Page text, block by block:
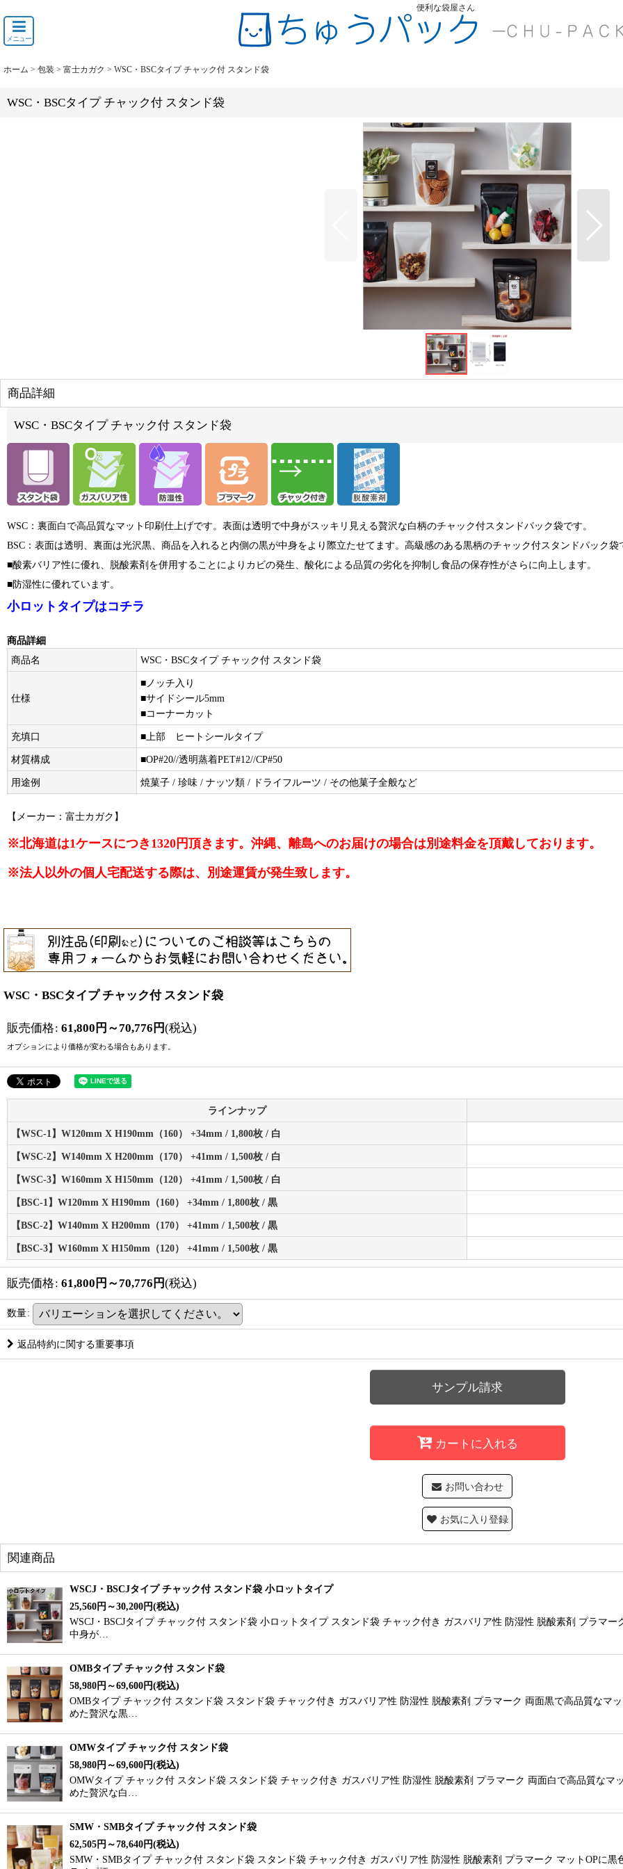
便利な袋屋さん
メニュー
ホーム > 包装 > 富士カガク > WSC・BSCタイプ チャック付 スタンド袋
WSC・BSCタイプ チャック付 スタンド袋
商品詳細
WSC・BSCタイプ チャック付 スタンド袋
WSC：裏面白で高品質なマット印刷仕上げです。表面は透明で中身がスッキリ見える贅沢な白柄のチャック付スタンドパック袋です。
BSC：表面は透明、裏面は光沢黒、商品を入れると内側の黒が中身をより際立たせてます。高級感のある黒柄のチャック付スタンドパック袋
■酸素バリア性に優れ、脱酸素剤を併用することによりカビの発生、酸化による品質の劣化を抑制し食品の保存性がさらに向上します。
■防湿性に優れています。
小ロットタイプはコチラ
商品詳細
商品名
WSC・BSCタイプ チャック付 スタンド袋
仕様
■ノッチ入り
■サイドシール5mm
■コーナーカット
充填口 ■上部 ヒートシールタイプ
材質構成 ■OP#20//透明蒸着PET#12//CP#50
用途例 焼菓子 / 珍味 / ナッツ類 / ドライフルーツ / その他菓子全般など
【メーカー：富士カガク】
※北海道は1ケースにつき1320円頂きます。沖縄、離島へのお届けの場合は別途料金を頂戴しております。
※法人以外の個人宅配送する際は、別途運賃が発生致します。
WSC・BSCタイプ チャック付 スタンド袋
販売価格: 61,800 円 ～70,776 円(税込)
オプションにより価格が変わる場合もあります。
ラインナップ
【WSC-1】W120mm X H190mm（160） +34mm / 1,800枚 / 白
【WSC-2】W140mm X H200mm（170） +41mm / 1,500枚 / 白
【WSC-3】W160mm X H150mm（120） +41mm / 1,500枚 / 白
【BSC-1】W120mm X H190mm（160） +34mm / 1,800枚 / 黒
【BSC-2】W140mm X H200mm（170） +41mm / 1,500枚 / 黒
【BSC-3】W160mm X H150mm（120） +41mm / 1,500枚 / 黒
販売価格: 61,800 円 ～70,776 円(税込)
数量:
返品特約に関する重要事項
サンプル請求
カートに入れる
お問い合わせ
お気に入り登録
関連商品
WSCJ・BSCJタイプ チャック付 スタンド袋 小ロットタイプ
25,560円 ～30,200円(税込)
WSCJ・BSCJタイプ チャック付 スタンド袋 小ロットタイプ スタンド袋 チャック付き ガスバリア性 防湿性 脱酸素剤 プラマ
中身が…
OMBタイプ チャック付 スタンド袋
58,980円 ～69,600円(税込)
OMBタイプ チャック付 スタンド袋 スタンド袋 チャック付き ガスバリア性 防湿性 脱酸素剤 プラマーク 両面黒で高品質なマ
めた贅沢な黒…
OMWタイプ チャック付 スタンド袋
58,980円 ～69,600円(税込)
OMWタイプ チャック付 スタンド袋 スタンド袋 チャック付き ガスバリア性 防湿性 脱酸素剤 プラマーク 両面白で高品質な
めた贅沢な白…
SMW・SMBタイプ チャック付 スタンド袋
62,505円 ～78,640円(税込)
SMW・SMBタイプ チャック付 スタンド袋 スタンド袋 チャック付き ガスバリア性 防湿性 脱酸素剤 プラマーク マットOPに